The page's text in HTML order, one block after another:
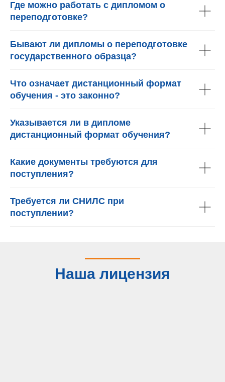
Где можно работать с дипломом о
переподготовке?
Бывают ли дипломы о переподготовке
государственного образца?
Что означает дистанционный формат
обучения - это законно?
Указывается ли в дипломе
дистанционный формат обучения?
Какие документы требуются для
поступления?
Требуется ли СНИЛС при
поступлении?
Наша лицензия